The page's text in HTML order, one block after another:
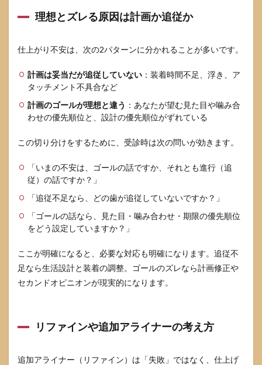
理想とズレる原因は計画か追従か
仕上がり不安は、次の2パターンに分かれることが多いです。
計画は妥当だが追従していない ：装着時間不足、浮き、ア
タッチメント不具合など
計画のゴールが理想と違う ：あなたが望む見た目や噛み合
わせの優先順位と、設計の優先順位がずれている
この切り分けをするために、受診時は次の問いが効きます。
「いまの不安は、ゴールの話ですか、それとも進行（追
従）の話ですか？」
「追従不足なら、どの歯が追従していないですか？」
「ゴールの話なら、見た目・噛み合わせ・期限の優先順位
をどう設定していますか？」
ここが明確になると、必要な対応も明確になります。追従不
足なら生活設計と装着の調整。ゴールのズレなら計画修正や
セカンドオピニオンが現実的になります。
リファインや追加アライナーの考え方
追加アライナー（リファイン）は「失敗」ではなく、仕上げ